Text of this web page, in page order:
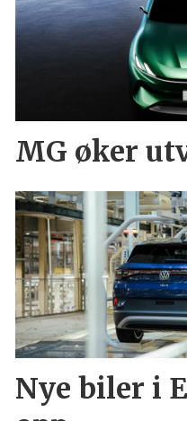
MG øker
Nye biler i